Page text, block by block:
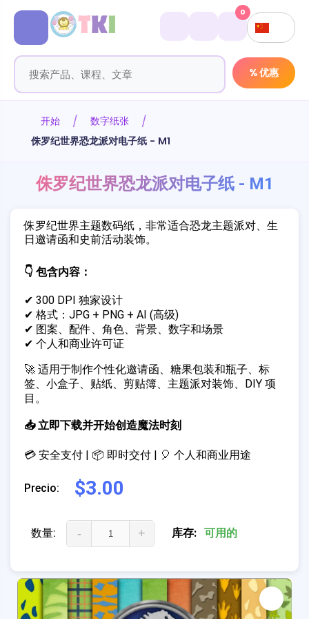
% 优惠
0
开始
数字纸张
侏罗纪世界恐龙派对电子纸 - M1
侏罗纪世界恐龙派对电子纸 - M1
侏罗纪世界主题数码纸，非常适合恐龙主题派对、生
日邀请函和史前活动装饰。
👇 包含内容：
✔ 300 DPI 独家设计
✔ 格式：JPG + PNG + AI (高级)
✔ 图案、配件、角色、背景、数字和场景
✔ 个人和商业许可证
🚀 适用于制作个性化邀请函、糖果包装和瓶子、标
签、小盒子、贴纸、剪贴簿、主题派对装饰、DIY 项
目。
📥 立即下载并开始创造魔法时刻
💳 安全支付 | 📦 即时交付 | 🎈 个人和商业用途
Precio: $3.00
数量: - + 库存: 可用的